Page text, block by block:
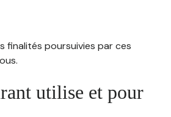
finalités poursuivies par ces
utilise et pour